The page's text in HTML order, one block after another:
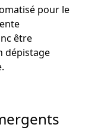
pour le
être
dépistage